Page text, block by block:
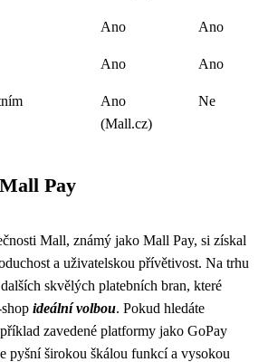
Ano Ano
Ano Ano
Ano
(Mall.cz)
Ne
Pay
Mall, známý jako Mall Pay, si získal
a uživatelskou přívětivost. Na trhu
skvělých platebních bran, které
ideální volbou. Pokud hledáte
zavedené platformy jako GoPay
pyšní širokou škálou funkcí a vysokou